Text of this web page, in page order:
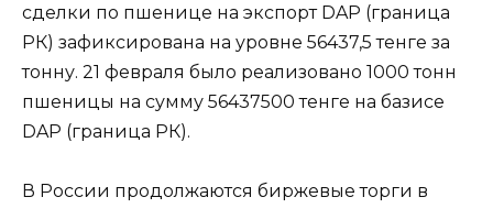
сделки по пшенице на экспорт DAP (граница
РК) зафиксирована на уровне 56437,5 тенге за
тонну. 21 февраля было реализовано 1000 тонн
пшеницы на сумму 56437500 тенге на базисе
DAP (граница РК).
В России продолжаются биржевые торги в